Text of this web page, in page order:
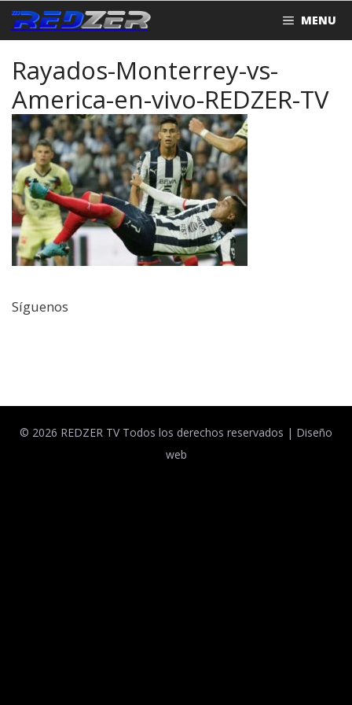
Saltar
al
MENU
Rayados-Monterrey-vs-
America-en-vivo-REDZER-TV
Síguenos
© 2026 REDZER TV Todos los derechos reservados | Diseño
web